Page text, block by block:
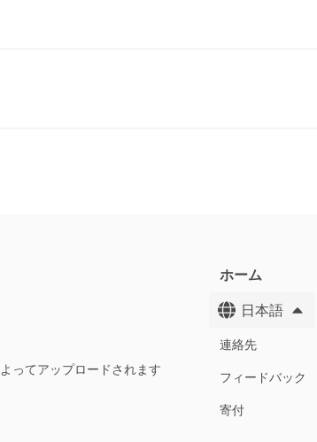
ってアップロードされます
ホーム
日本語
連絡先
フィードバック
寄付